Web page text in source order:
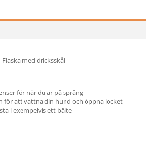
med dricksskål
för när du är på språng
att vattna din hund och öppna locket
i exempelvis ett bälte